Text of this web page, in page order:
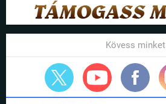
Kövess minket